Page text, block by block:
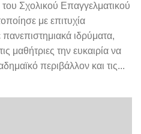
Σχολικού Επαγγελματικού
με επιτυχία
πανεπιστημιακά ιδρύματα,
μαθήτριες την ευκαιρία να
περιβάλλον και τις...